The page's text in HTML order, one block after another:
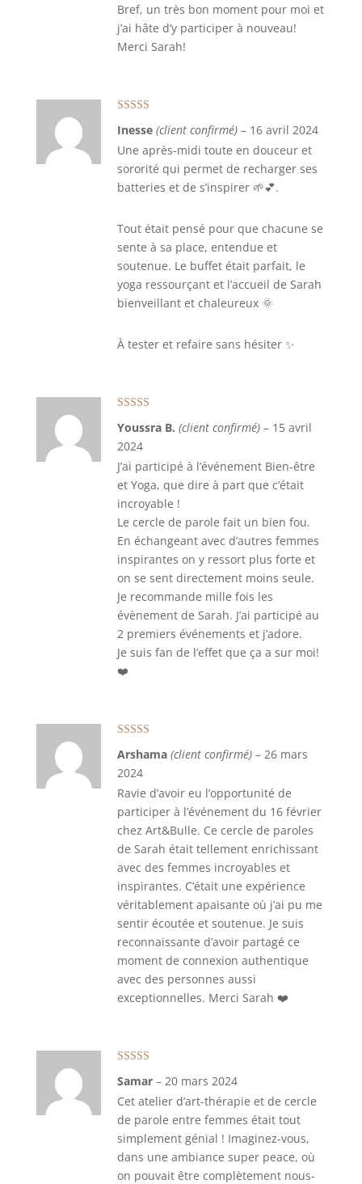
Bref, un très bon moment pour moi et
j’ai hâte d’y participer à nouveau!
Merci Sarah!
Inesse (client confirmé) – 16 avril 2024
Une après-midi toute en douceur et
sororité qui permet de recharger ses
batteries et de s’inspirer 🌱💕.
Tout était pensé pour que chacune se
sente à sa place, entendue et
soutenue. Le buffet était parfait, le
yoga ressourçant et l’accueil de Sarah
bienveillant et chaleureux 🌞
À tester et refaire sans hésiter ✨
Youssra B. (client confirmé) – 15 avril
2024
J’ai participé à l’événement Bien-être
et Yoga, que dire à part que c’était
incroyable !
Le cercle de parole fait un bien fou.
En échangeant avec d’autres femmes
inspirantes on y ressort plus forte et
on se sent directement moins seule.
Je recommande mille fois les
évènement de Sarah. J’ai participé au
2 premiers événements et j’adore.
Je suis fan de l’effet que ça a sur moi!
❤️
Arshama (client confirmé) – 26 mars
2024
Ravie d’avoir eu l’opportunité de
participer à l’événement du 16 février
chez Art&Bulle. Ce cercle de paroles
de Sarah était tellement enrichissant
avec des femmes incroyables et
inspirantes. C’était une expérience
véritablement apaisante où j’ai pu me
sentir écoutée et soutenue. Je suis
reconnaissante d’avoir partagé ce
moment de connexion authentique
avec des personnes aussi
exceptionnelles. Merci Sarah ❤️
Samar – 20 mars 2024
Cet atelier d’art-thérapie et de cercle
de parole entre femmes était tout
simplement génial ! Imaginez-vous,
dans une ambiance super peace, où
on pouvait être complètement nous-